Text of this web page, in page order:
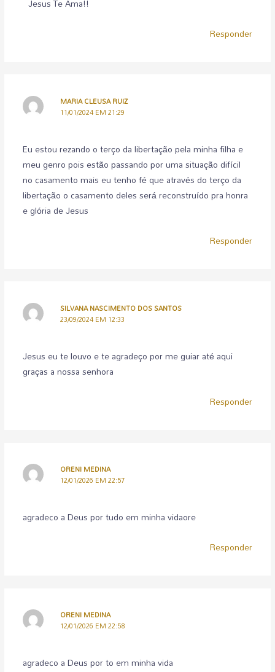
Responder
MARIA CLEUSA RUIZ
11/01/2024 EM 21:29
Eu estou rezando o terço da libertação pela minha filha e
meu genro pois estão passando por uma situação difícil
no casamento mais eu tenho fé que através do terço da
libertação o casamento deles será reconstruído pra honra
e glória de Jesus
Responder
SILVANA NASCIMENTO DOS SANTOS
23/09/2024 EM 12:33
Jesus eu te louvo e te agradeço por me guiar até aqui
graças a nossa senhora
Responder
ORENI MEDINA
12/01/2026 EM 22:57
agradeco a Deus por tudo em minha vidaore
Responder
ORENI MEDINA
12/01/2026 EM 22:58
agradeco a Deus por to em minha vida